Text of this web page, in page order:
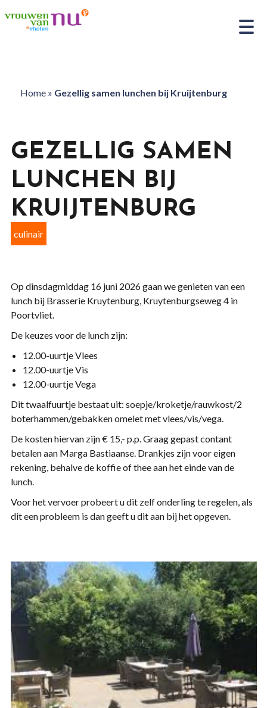
Home» Gezellig samen lunchen bij Kruijtenburg
GEZELLIG SAMEN
LUNCHEN BIJ
KRUIJTENBURG
culinair
Op dinsdagmiddag 16 juni 2026 gaan we genieten van een
lunch bij Brasserie Kruytenburg, Kruytenburgseweg 4 in
Poortvliet.
De keuzes voor de lunch zijn:
12.00-uurtje Vlees
12.00-uurtje Vis
12.00-uurtje Vega
Dit twaalfuurtje bestaat uit: soepje/kroketje/rauwkost/2
boterhammen/gebakken omelet met vlees/vis/vega.
De kosten hiervan zijn € 15,- p.p. Graag gepast contant
betalen aan Marga Bastiaanse. Drankjes zijn voor eigen
rekening, behalve de koffie of thee aan het einde van de
lunch.
Voor het vervoer probeert u dit zelf onderling te regelen, als
dit een probleem is dan geeft u dit aan bij het opgeven.